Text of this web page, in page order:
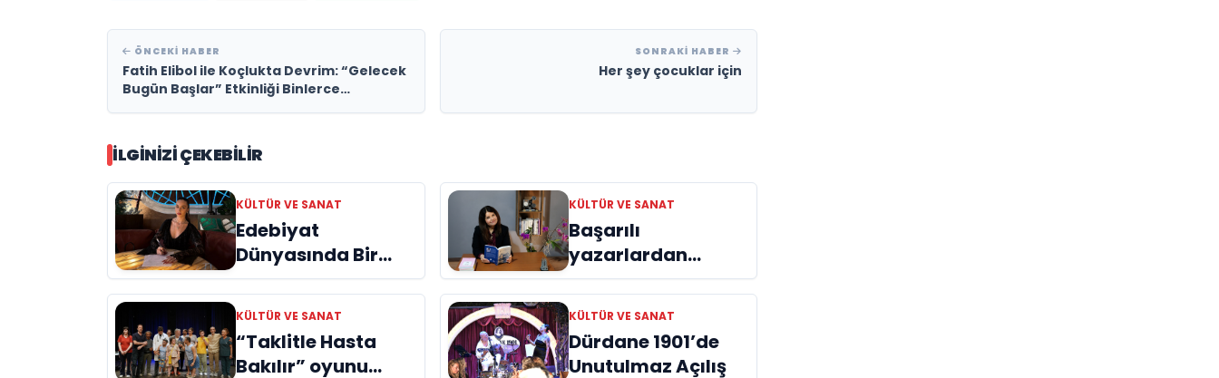
ÖNCEKI HABER
Fatih Elibol ile Koçlukta Devrim: “Gelecek
Bugün Başlar” Etkinliği Binlerce
SONRAKI HABER
Her şey çocuklar için
İLGINIZI ÇEKEBILIR
KÜLTÜR VE SANAT
Edebiyat
Dünyasında Bir
Genç Deha
Doğuyor: Dilruba
Engin ve Zift Karası
Evreni ‘AVENOİR’
KÜLTÜR VE SANAT
Başarılı
yazarlardan
Azime Savaş’tan
başucu kitabı
“Emanet”
raflardaki yerini
KÜLTÜR VE SANAT
“Taklitle Hasta
Bakılır” oyunu
KÜLTÜR VE SANAT
Dürdane 1901’de
Unutulmaz Açılış